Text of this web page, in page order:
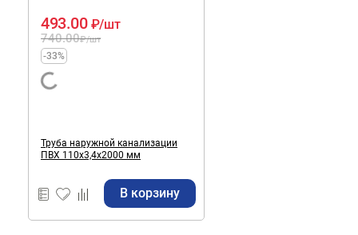
740.00₽/шт
493.00 ₽/шт
-33%
Труба наружной канализации
ПВХ 110х3,4х2000 мм
В корзину